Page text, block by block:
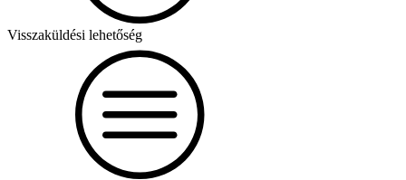
Visszaküldési lehetőség